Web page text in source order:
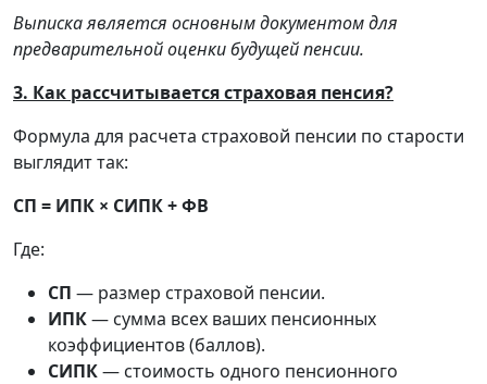
Выписка является основным документом для
предварительной оценки будущей пенсии.
3. Как рассчитывается страховая пенсия?
Формула для расчета страховой пенсии по старости
выглядит так:
СП = ИПК × СИПК + ФВ
Где:
СП — размер страховой пенсии.
ИПК— сумма всех ваших пенсионных
коэффициентов (баллов).
СИПК— стоимость одного пенсионного